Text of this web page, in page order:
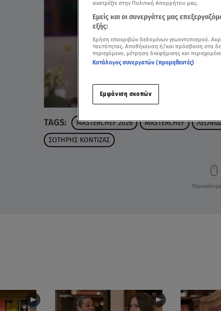
TAGS: MASTERCHEF 2026 MASTERCHEF
ΣΩΤΗΡΗΣ ΚΟΝΤΙΖΑΣ
ανατρέξτε στην Πολιτική Απορρήτου μας.
Εμείς και οι συνεργάτες μας
εξής:
Χρήση επακριβών δεδομένων γεωεντοπισμού.
ταυτότητας. Αποθήκευση ή/και πρόσβαση στα
περιεχόμενο, μέτρηση διαφήμισης και
Κατάλογος συνεργατών (προμηθευτές)
Εμφάνιση σκοπών